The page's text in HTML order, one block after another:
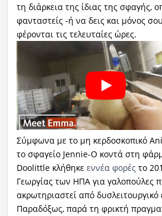
τη διάρκεια της ίδιας της σφαγής,
φανταστείς -ή να δεις και μόνος
φέρονται τις τελευταίες ώρες.
Σύμφωνα με το μη κερδοσκοπικό
το σφαγείο Jennie-O κοντά στη
Doolittle κλήθηκε εννέα φορέςτο
Γεωργίας των ΗΠΑ για γαλοπούλες
ακρωτηριαστεί από δυσλειτουργικό
Παραδόξως, παρά τη φρικτή